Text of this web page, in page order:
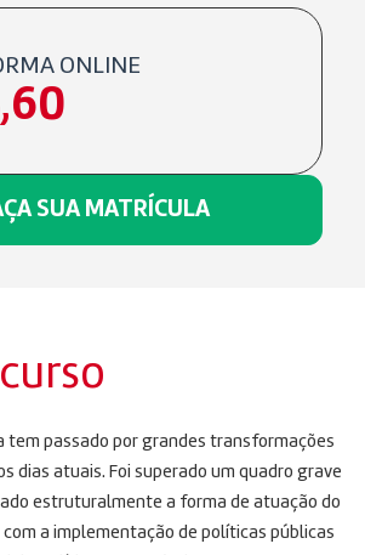
tem passado por grandes transformações
dias atuais. Foi superado um quadro grave
estruturalmente a forma de atuação do
com a implementação de políticas públicas
ONLINE
SUA MATRÍCULA